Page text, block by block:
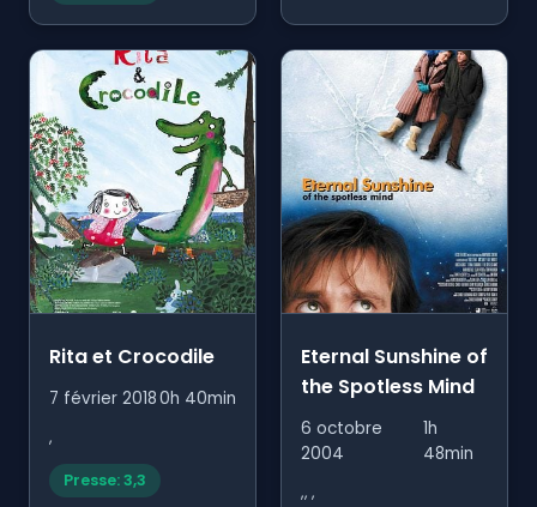
Rita et Crocodile
7 février 20180h 40min
,
Presse: 3,3
Eternal Sunshine of
the Spotless Mind
6 octobre
2004
1h
48min
,, ,